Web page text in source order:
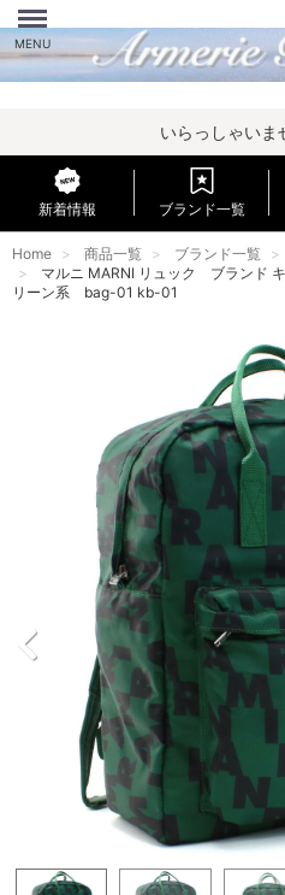
Menu
MENU
いらっしゃいま
新着情報 ブランド一覧
Home 商品一覧 ブランド一覧
マルニ MARNI リュック ブラン
リーン系 bag-01 kb-01